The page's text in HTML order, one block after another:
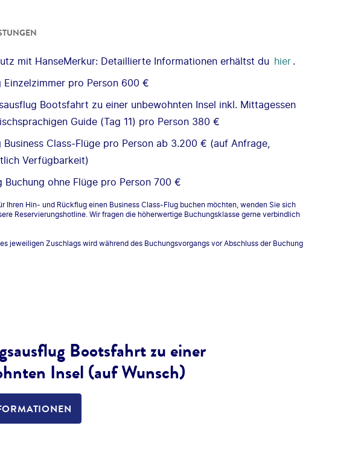
mit HanseMerkur: Detaillierte Informationen erhältst du hier .
Einzelzimmer pro Person 600 €
Bootsfahrt zu einer unbewohnten Insel inkl. Mittagessen
Guide (Tag 11) pro Person 380 €
Business Class-Flüge pro Person ab 3.200 € (auf Anfrage,
Verfügbarkeit)
Buchung ohne Flüge pro Person 700 €
Ihren Hin- und Rückflug einen Business Class-Flug buchen möchten, wenden Sie sich
Reservierungshotline. Wir fragen die höherwertige Buchungsklasse gerne verbindlich
jeweiligen Zuschlags wird während des Buchungsvorgangs vor Abschluss der Buchung
Bootsfahrt zu einer
Insel (auf Wunsch)